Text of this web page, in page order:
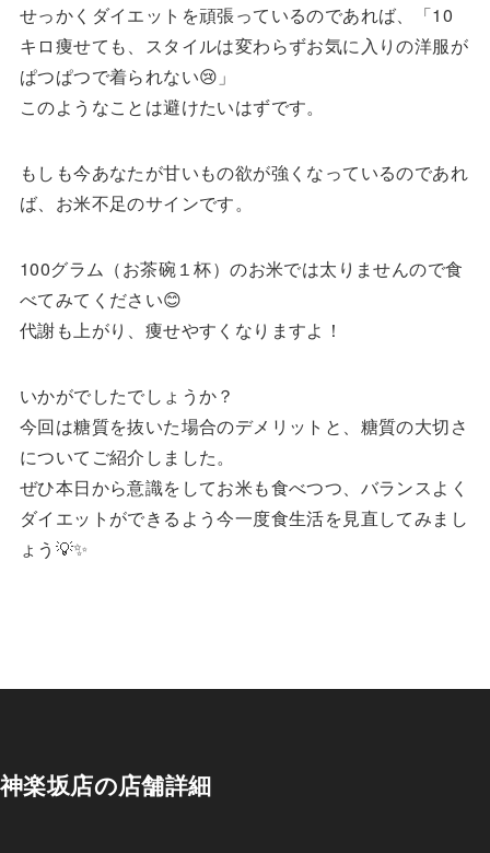
せっかくダイエットを頑張っているのであれば、「10
キロ痩せても、スタイルは変わらずお気に入りの洋服が
ぱつぱつで着られない😢」
このようなことは避けたいはずです。
もしも今あなたが甘いもの欲が強くなっているのであれ
ば、お米不足のサインです。
100グラム（お茶碗１杯）のお米では太りませんので食
べてみてください😊
代謝も上がり、痩せやすくなりますよ！
いかがでしたでしょうか？
今回は糖質を抜いた場合のデメリットと、糖質の大切さ
についてご紹介しました。
ぜひ本日から意識をしてお米も食べつつ、バランスよく
ダイエットができるよう今一度食生活を見直してみまし
ょう💡✨
神楽坂店の店舗詳細